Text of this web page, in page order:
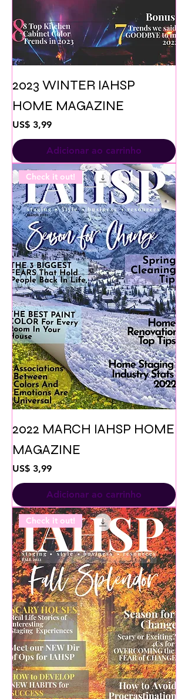
2023 WINTER IAHSP
HOME MAGAZINE
Preço
US$ 3,99
Adicionar ao carrinho
Check it out!
2022 MARCH IAHSP HOME
MAGAZINE
Preço
US$ 3,99
Adicionar ao carrinho
Check it out!